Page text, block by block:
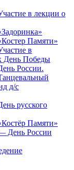
в лекции о
Памяти»
в
День Победы
России.
д/с
русского
Памяти»
День России